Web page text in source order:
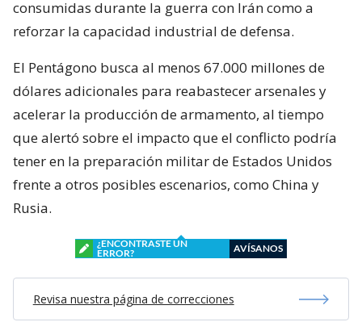
consumidas durante la guerra con Irán como a
reforzar la capacidad industrial de defensa.
El Pentágono busca al menos 67.000 millones de
dólares adicionales para reabastecer arsenales y
acelerar la producción de armamento, al tiempo
que alertó sobre el impacto que el conflicto podría
tener en la preparación militar de Estados Unidos
frente a otros posibles escenarios, como China y
Rusia.
¿ENCONTRASTE UN
ERROR?
AVÍSANOS
Revisa nuestra página de correcciones